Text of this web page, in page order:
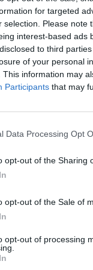
for targeted
selection. Please note
interest-based ads
to third
of your personal
This information may
Participants that may
Data Processing Opt
opt-out of the Sharing
opt-out of the Sale of
opt-out of processing
a tavalyi év
Széchenyi
egyre
Program MAX+
Krisán
jövője,
miatt rendkívüli
portfolio.hu